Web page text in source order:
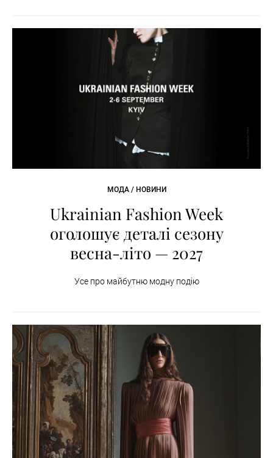
МОДА / НОВИНИ
Ukrainian Fashion Week
оголошує деталі сезону
весна-літо — 2027
Усе про майбутню модну подію